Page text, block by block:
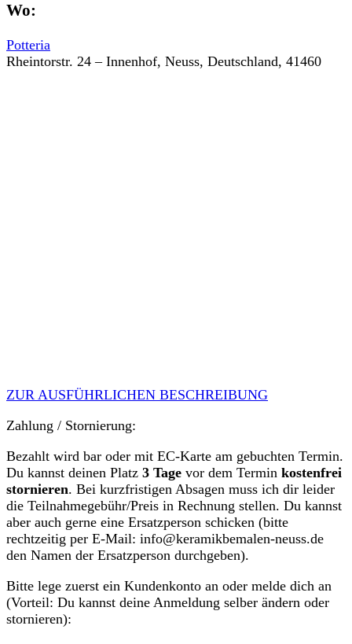
Wo:
Potteria
Rheintorstr. 24 – Innenhof, Neuss, Deutschland, 41460
ZUR AUSFÜHRLICHEN BESCHREIBUNG
Zahlung / Stornierung:
Bezahlt wird bar oder mit EC-Karte am gebuchten Termin.
Du kannst deinen Platz 3 Tage vor dem Termin kostenfrei
stornieren. Bei kurzfristigen Absagen muss ich dir leider
die Teilnahmegebühr/Preis in Rechnung stellen. Du kannst
aber auch gerne eine Ersatzperson schicken (bitte
rechtzeitig per E-Mail: info@keramikbemalen-neuss.de
den Namen der Ersatzperson durchgeben).
Bitte lege zuerst ein Kundenkonto an oder melde dich an
(Vorteil: Du kannst deine Anmeldung selber ändern oder
stornieren):